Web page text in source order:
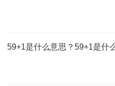
59+1是什么意思？59+1是什